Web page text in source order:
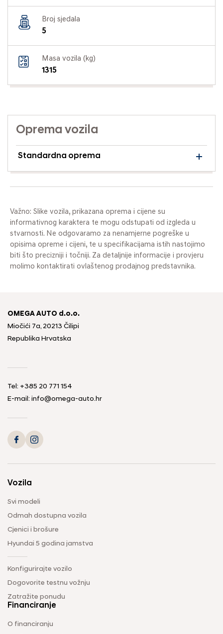
Broj sjedala
5
Masa vozila (kg)
1315
Oprema vozila
Standardna oprema
Važno: Slike vozila, prikazana oprema i cijene su
informativnog karaktera te mogu odstupati od izgleda u
stvarnosti. Ne odgovaramo za nenamjerne pogreške u
opisima opreme i cijeni, te u specifikacijama istih nastojimo
biti što precizniji i točniji. Za detaljnije informacije i provjeru
molimo kontaktirati ovlaštenog prodajnog predstavnika.
OMEGA AUTO d.o.o.
Miočići 7a, 20213 Čilipi
Republika Hrvatska
Tel: +385 20 771 154
E-mail: info@omega-auto.hr
Vozila
Svi modeli
Odmah dostupna vozila
Cjenici i brošure
Hyundai 5 godina jamstva
Konfigurirajte vozilo
Dogovorite testnu vožnju
Zatražite ponudu
Financiranje
O financiranju